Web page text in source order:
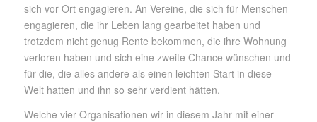
sich vor Ort engagieren. An Vereine, die sich für Menschen
engagieren, die ihr Leben lang gearbeitet haben und
trotzdem nicht genug Rente bekommen, die ihre Wohnung
verloren haben und sich eine zweite Chance wünschen und
für die, die alles andere als einen leichten Start in diese
Welt hatten und ihn so sehr verdient hätten.
Welche vier Organisationen wir in diesem Jahr mit einer